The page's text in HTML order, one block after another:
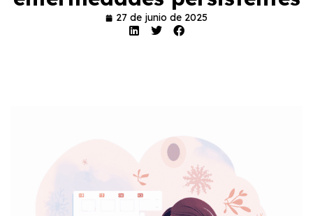
27 de junio de 2025